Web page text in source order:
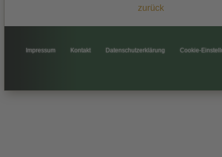
zurück
Impressum Kontakt Datenschutzerklärung Cookie-